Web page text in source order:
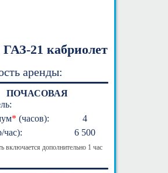
ГАЗ-21 кабриолет
аренды:
ПОЧАСОВАЯ
* (часов):
4
час):
6 500
включается дополнительно 1 час